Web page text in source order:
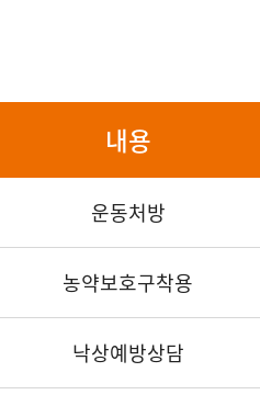
내용
운동처방
농약보호구착용
낙상예방상담